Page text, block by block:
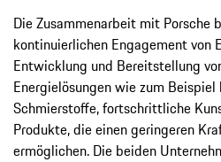
Die Zusammenarbeit mit Porsche
kontinuierlichen Engagement von
Entwicklung und Bereitstellung
Energielösungen wie zum
Schmierstoffe, fortschrittliche
Produkte, die einen geringeren
ermöglichen. Die beiden